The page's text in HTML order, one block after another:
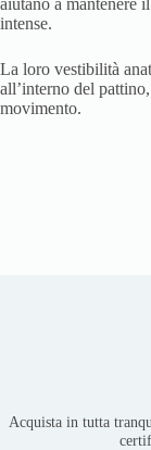
intense.
La loro vestibilità
all’interno del
movimento.
Acquista in tutta